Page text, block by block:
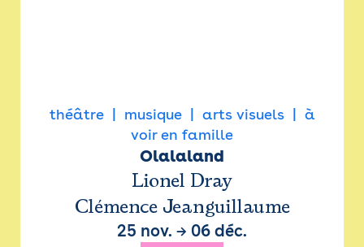
théâtre musique arts visuels
à
voir en famille
Olalaland
Lionel Dray
Clémence Jeanguillaume
25 nov. → 06 déc.